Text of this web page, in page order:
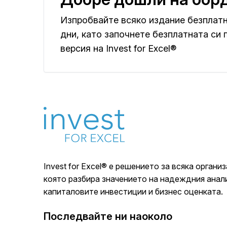
Изпробвайте всяко издание
дни, като започнете безплатната си
версия на Invest for Excel®
Invest for Excel® е решението за всяка
която разбира значението на надеждния
капиталовите инвестиции и бизнес оценката.
Последвайте ни наоколо